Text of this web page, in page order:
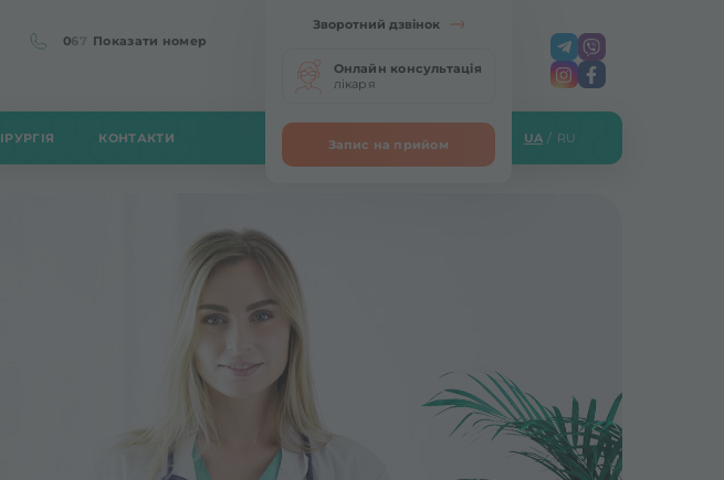
06 Показати номер
Зворотний дзвінок
Онлайн консультація
лікаря
Запис на прийом
КОНТАКТИ UA / RU